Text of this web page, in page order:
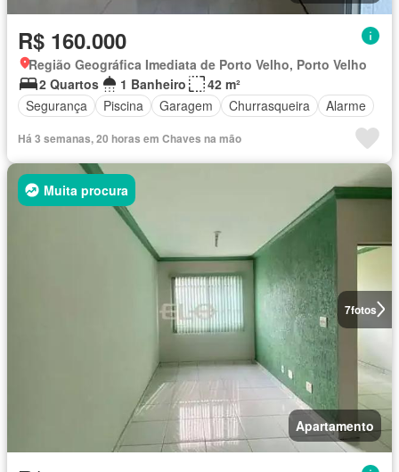
R$ 160.000
Região Geográfica Imediata de Porto Velho, Porto Velho
2 Quartos
1 Banheiro
42 m²
Segurança
Piscina Garagem Churrasqueira Alarme
Há 3 semanas, 20 horas em Chaves na mão
7fotos
Muita procura
Apartamento